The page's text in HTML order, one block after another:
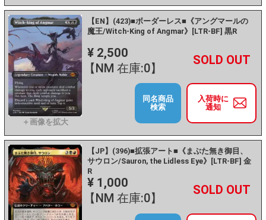
【EN】(423)■ボーダーレス■《アングマールの
魔王/Witch-King of Angmar》[LTR-BF] 黒R
¥ 2,500
【NM 在庫:0】
－ +
入荷時に
通知
同名商品
検索
【JP】(396)■拡張アート■《まぶた無き御目、
サウロン/Sauron, the Lidless Eye》[LTR-BF] 金
R
¥ 1,000
【NM 在庫:0】
－ +